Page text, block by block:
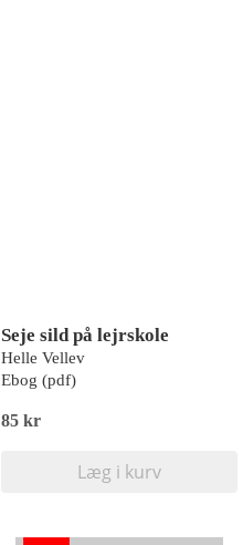
Seje sild på lejrskole
Helle Vellev
Ebog (pdf)
85 kr
Læg i kurv